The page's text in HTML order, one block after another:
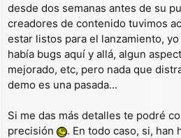
j
e
desde dos semanas antes de su
creadores de contenido tuvimos
estar listos para el lanzamiento,
había bugs aquí y allá, algun
mejorado, etc, pero nada que
demo es una pasada...
Si me das más detalles te podré
precisión
. En todo caso, si, han